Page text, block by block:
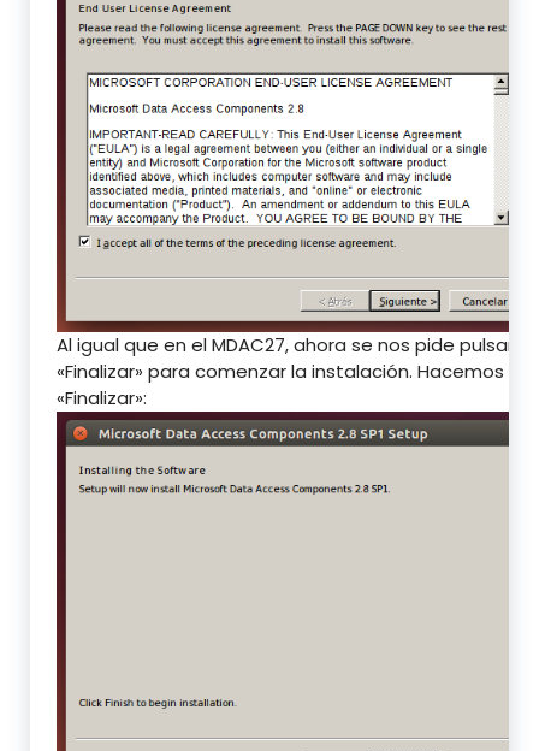
Al igual que en el MDAC27, ahora se nos pide pulsar
«Finalizar» para comenzar la instalación. Hacemos
«Finalizar»: